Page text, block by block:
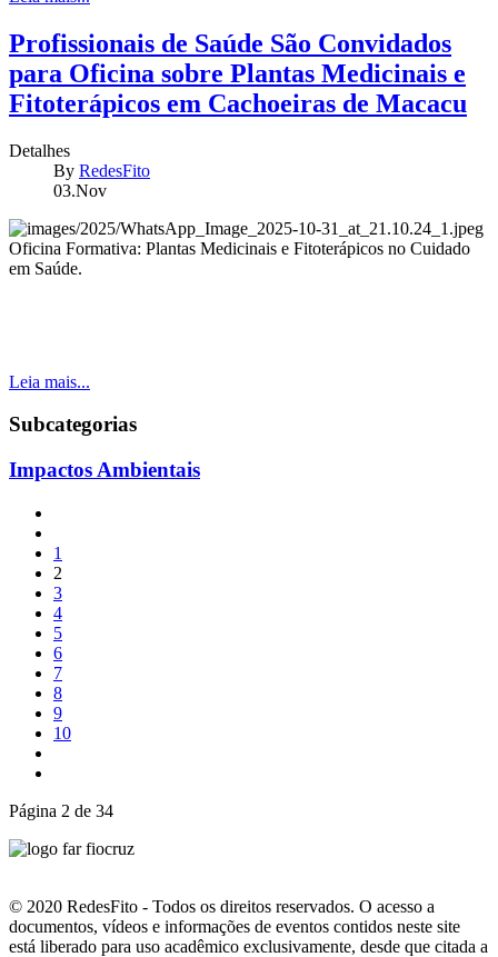
Profissionais de Saúde São Convidados
para Oficina sobre Plantas Medicinais e
Fitoterápicos em Cachoeiras de Macacu
Detalhes
By RedesFito
03.Nov
Oficina Formativa: Plantas Medicinais e Fitoterápicos no Cuidado
em Saúde.
Leia mais...
Subcategorias
Impactos Ambientais
1
2
3
4
5
6
7
8
9
10
Página 2 de 34
© 2020 RedesFito - Todos os direitos reservados. O acesso a
documentos, vídeos e informações de eventos contidos neste site
está liberado para uso acadêmico exclusivamente, desde que citada a